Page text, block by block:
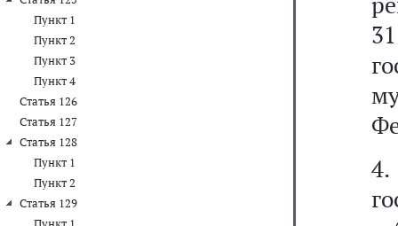
Пункт 1
Пункт 2
Пункт 3
Пункт 4
Статья 126
Статья 127
Статья 128
Пункт 1
Пункт 2
Статья 129